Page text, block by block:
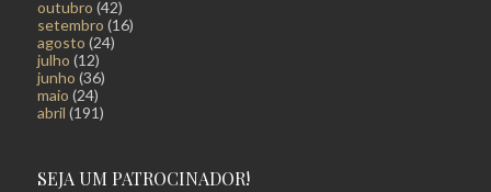
outubro (42)
setembro (16)
agosto (24)
julho (12)
junho (36)
maio (24)
abril (191)
SEJA UM PATROCINADOR!